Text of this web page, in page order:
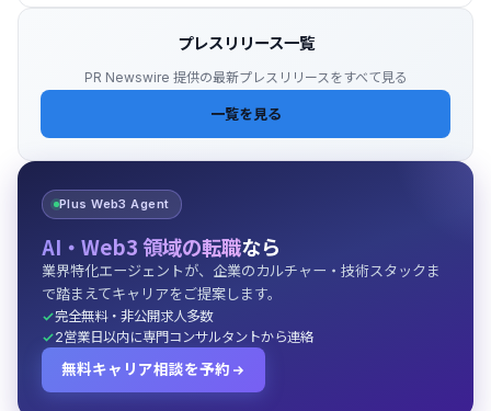
影
プレスリリース一覧
PR Newswire 提供の最新プレスリリースをすべて見る
一覧を見る
Plus Web3 Agent
AI・Web3 領域の転職なら
業界特化エージェントが、企業のカルチャー・技術スタックま
で踏まえてキャリアをご提案します。
完全無料・非公開求人多数
2営業日以内に専門コンサルタントから連絡
無料キャリア相談を予約